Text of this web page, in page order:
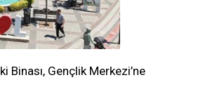
Binası, Gençlik Merkezi’ne